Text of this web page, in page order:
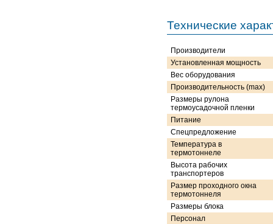
Технические
Производители
Установленная мощность
Вес оборудования
Производительность (max)
Размеры рулона
термоусадочной пленки
Питание
Спецпредложение
Температура в
термотоннеле
Высота рабочих
транспортеров
Размер проходного окна
термотоннеля
Размеры блока
Персонал